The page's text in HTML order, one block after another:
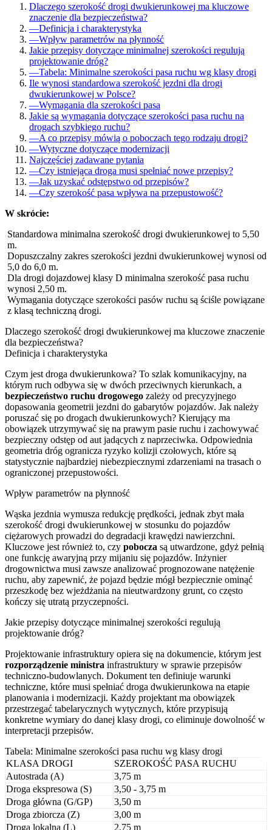
Dlaczego szerokość drogi dwukierunkowej ma kluczowe
znaczenie dla bezpieczeństwa?
—Definicja i charakterystyka
—Wpływ parametrów na płynność
Jakie przepisy dotyczące minimalnej szerokości regulują
projektowanie dróg?
—Tabela: Minimalne szerokości pasa ruchu wg klasy drogi
Ile wynosi standardowa szerokość jezdni dla drogi
dwukierunkowej w Polsce?
—Wymagania dla szerokości pasa
Jakie są wymagania dotyczące szerokości pasa ruchu na
drogach szybkiego ruchu?
—A co przepisy mówią o poboczach tego rodzaju drogi?
—Wytyczne dotyczące modernizacji
Najczęściej zadawane pytania
—Czy istniejąca droga musi spełniać nowe przepisy?
—Jak uzyskać odstępstwo od przepisów?
—Czy szerokość pasa wpływa na przepustowość?
W skrócie:
Standardowa minimalna szerokość drogi dwukierunkowej to 5,50
m.
Dopuszczalny zakres szerokości jezdni dwukierunkowej wynosi od
5,0 do 6,0 m.
Dla drogi dojazdowej klasy D minimalna szerokość pasa ruchu
wynosi 2,50 m.
Wymagania dotyczące szerokości pasów ruchu są ściśle powiązane
z klasą techniczną drogi.
Dlaczego szerokość drogi dwukierunkowej ma kluczowe znaczenie
dla bezpieczeństwa?
Definicja i charakterystyka
Czym jest droga dwukierunkowa? To szlak komunikacyjny, na
którym ruch odbywa się w dwóch przeciwnych kierunkach, a
bezpieczeństwo ruchu drogowego zależy od precyzyjnego
dopasowania geometrii jezdni do gabarytów pojazdów. Jak należy
poruszać się po drogach dwukierunkowych? Kierujący ma
obowiązek utrzymywać się na prawym pasie ruchu i zachowywać
bezpieczny odstęp od aut jadących z naprzeciwka. Odpowiednia
geometria dróg ogranicza ryzyko kolizji czołowych, które są
statystycznie najbardziej niebezpiecznymi zdarzeniami na trasach o
ograniczonej przepustowości.
Wpływ parametrów na płynność
Wąska jezdnia wymusza redukcję prędkości, jednak zbyt mała
szerokość drogi dwukierunkowej w stosunku do pojazdów
ciężarowych prowadzi do degradacji krawędzi nawierzchni.
Kluczowe jest również to, czy pobocza są utwardzone, gdyż pełnią
one funkcję awaryjną przy mijaniu się pojazdów. Inżynier
drogownictwa musi zawsze analizować prognozowane natężenie
ruchu, aby zapewnić, że pojazd będzie mógł bezpiecznie ominąć
przeszkodę bez wjeżdżania na nieutwardzony grunt, co często
kończy się utratą przyczepności.
Jakie przepisy dotyczące minimalnej szerokości regulują
projektowanie dróg?
Projektowanie infrastruktury opiera się na dokumencie, którym jest
rozporządzenie ministra infrastruktury w sprawie przepisów
techniczno-budowlanych. Dokument ten definiuje warunki
techniczne, które musi spełniać droga dwukierunkowa na etapie
planowania i modernizacji. Każdy projektant ma obowiązek
przestrzegać tabelarycznych wytycznych, które przypisują
konkretne wymiary do danej klasy drogi, co eliminuje dowolność w
interpretacji przepisów.
Tabela: Minimalne szerokości pasa ruchu wg klasy drogi
KLASA DROGI
SZEROKOŚĆ PASA RUCHU
Autostrada (A)
3,75 m
Droga ekspresowa (S)
3,50 - 3,75 m
Droga główna (G/GP)
3,50 m
Droga zbiorcza (Z)
3,00 m
Droga lokalna (L)
2,75 m